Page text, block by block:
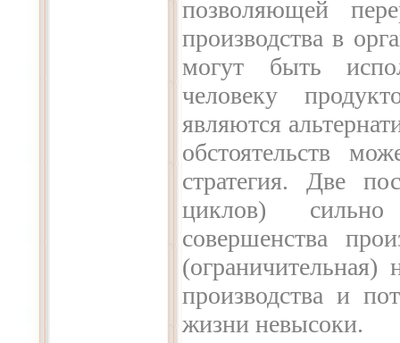
позволяющей
производства в
могут быть
человеку
являются
обстоятельств
стратегия. Две
циклов) сильно
совершенства
(ограничительная)
производства и
жизни невысоки.